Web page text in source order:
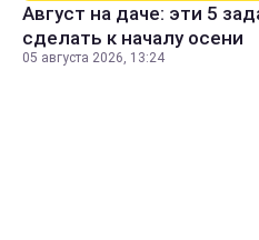
Август на даче: эти 5
сделать к началу осени
05 августа 2026, 13:24